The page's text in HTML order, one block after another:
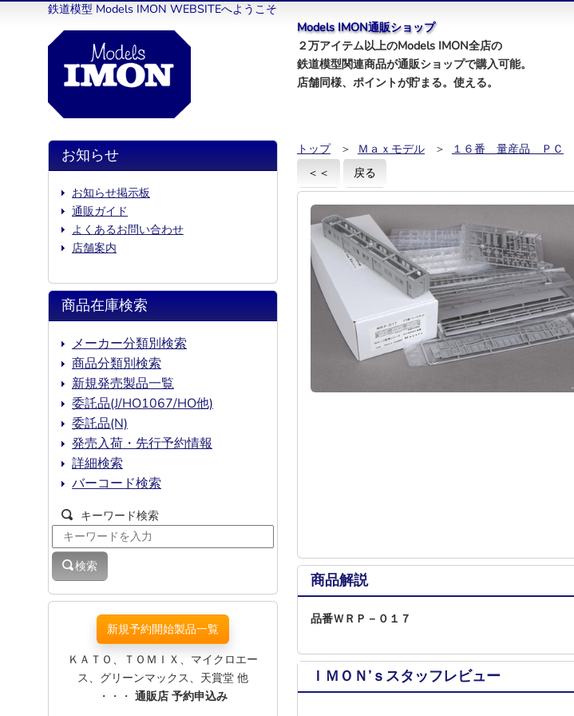
鉄道模型 Models IMON WEBSITEへようこそ
Models IMON通販ショップ
２万アイテム以上のModels IMON全店の
鉄道模型関連商品が通販ショップで購入可能。
店舗同様、ポイントが貯まる。使える。
トップ ＞ Ｍａｘモデル ＞ １６番 量産品 ＰＣ
＜＜
戻る
商品解説
品番ＷＲＰ－０１７
ＩＭＯＮ’ｓスタッフレビュー
お知らせ
お知らせ掲示板
通販ガイド
よくあるお問い合わせ
店舗案内
商品在庫検索
メーカー分類別検索
商品分類別検索
新規発売製品一覧
委託品(J/HO1067/HO他)
委託品(N)
発売入荷・先行予約情報
詳細検索
バーコード検索
キーワード検索
検索
新規予約開始製品一覧
ＫＡＴＯ、ＴＯＭＩＸ、マイクロエー
ス、グリーンマックス、天賞堂 他
・・・ 通販店 予約申込み